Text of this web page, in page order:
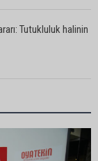
Tutukluluk halinin
kavga kamerada:
yerine sevk edildi